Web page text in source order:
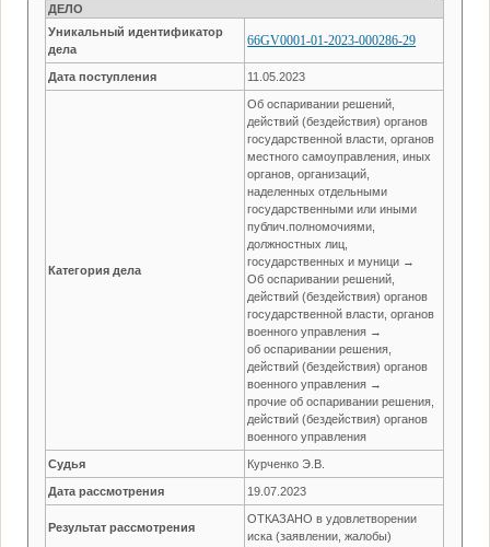
ДЕЛО
Уникальный идентификатор
дела
66GV0001-01-2023-000286-29
Дата поступления 11.05.2023
Категория дела
Об оспаривании решений,
действий (бездействия) органов
государственной власти, органов
местного самоуправления, иных
органов, организаций,
наделенных отдельными
государственными или иными
публич.полномочиями,
должностных лиц,
государственных и муници →
Об оспаривании решений,
действий (бездействия) органов
государственной власти, органов
военного управления →
об оспаривании решения,
действий (бездействия) органов
военного управления →
прочие об оспаривании решения,
действий (бездействия) органов
военного управления
Судья Курченко Э.В.
Дата рассмотрения 19.07.2023
Результат рассмотрения
ОТКАЗАНО в удовлетворении
иска (заявлении, жалобы)